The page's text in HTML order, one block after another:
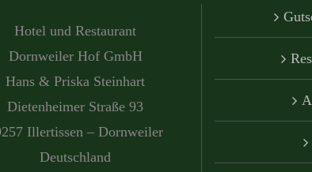
Hotel und Restaurant
Dornweiler Hof GmbH
Hans & Priska Steinhart
Dietenheimer Straße 93
Illertissen – Dornweiler
Deutschland